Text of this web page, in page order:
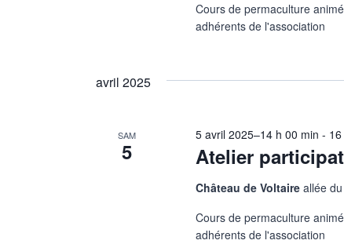
Cours de permaculture
adhérents de l'association
avril 2025
SAM
5 Atelier
5 avril 2025–14 h 00 min -
Château de Voltaireallée
Cours de permaculture
adhérents de l'association